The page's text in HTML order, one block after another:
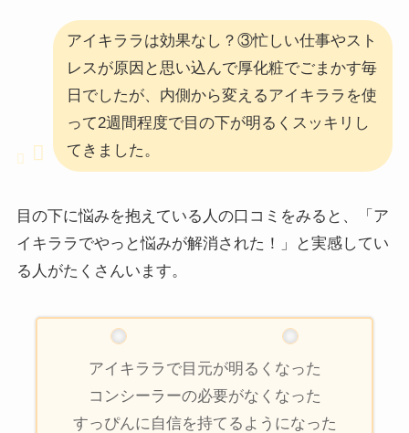
アイキララは効果なし？③忙しい仕事やスト
レスが原因と思い込んで厚化粧でごまかす毎
日でしたが、内側から変えるアイキララを使
って2週間程度で目の下が明るくスッキリし
てきました。
目の下に悩みを抱えている人の口コミをみると、「 ア
イキララでやっと悩みが解消された！
」と実感してい
る人がたくさんいます。
アイキララで目元が明るくなった
コンシーラーの必要がなくなった
すっぴんに自信を持てるようになった